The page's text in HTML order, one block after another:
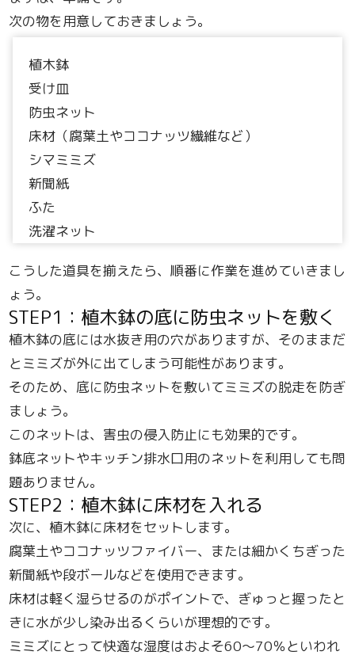
次の物を用意しておきましょう。
植木鉢
受け皿
防虫ネット
床材（腐葉土やココナッツ繊維など）
シマミミズ
新聞紙
ふた
洗濯ネット
こうした道具を揃えたら、順番に作業を進めていきまし
ょう。
STEP1：植木鉢の底に防虫ネットを敷く
植木鉢の底には水抜き用の穴がありますが、そのままだ
とミミズが外に出てしまう可能性があります。
そのため、底に防虫ネットを敷いてミミズの脱走を防ぎ
ましょう。
このネットは、害虫の侵入防止にも効果的です。
鉢底ネットやキッチン排水口用のネットを利用しても問
題ありません。
STEP2：植木鉢に床材を入れる
次に、植木鉢に床材をセットします。
腐葉土やココナッツファイバー、または細かくちぎった
新聞紙や段ボールなどを使用できます。
床材は軽く湿らせるのがポイントで、ぎゅっと握ったと
きに水が少し染み出るくらいが理想的です。
ミミズにとって快適な湿度はおよそ60〜70％といわれ